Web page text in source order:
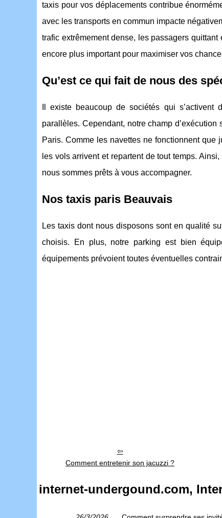
taxis pour vos déplacements contribue
avec les transports en commun impacte
trafic extrêmement dense, les passagers
encore plus important pour maximiser vos
Qu’est ce qui fait de nous des
Il existe beaucoup de sociétés qui
parallèles. Cependant, notre champ
Paris. Comme les navettes ne fonctionnent que
les vols arrivent et repartent de tout temps.
nous sommes prêts à vous accompagner.
Nos taxis paris Beauvais
Les taxis dont nous disposons sont en qualité
choisis. En plus, notre parking est bien
équipements prévoient toutes éventuelles
Comment entretenir son jacuzzi ?
internet-undergound.com,